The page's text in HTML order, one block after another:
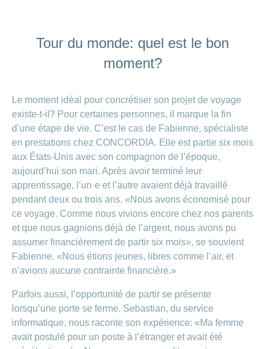
Tour du monde: quel est le bon
moment?
Le moment idéal pour concrétiser son projet de voyage
existe-t-il? Pour certaines personnes, il marque la fin
d’une étape de vie. C’est le cas de Fabienne, spécialiste
en prestations chez CONCORDIA. Elle est partie six mois
aux États-Unis avec son compagnon de l’époque,
aujourd’hui son mari. Après avoir terminé leur
apprentissage, l’un·e et l’autre avaient déjà travaillé
pendant deux ou trois ans. «Nous avons économisé pour
ce voyage. Comme nous vivions encore chez nos parents
et que nous gagnions déjà de l’argent, nous avons pu
assumer financièrement de partir six mois», se souvient
Fabienne. «Nous étions jeunes, libres comme l’air, et
n’avions aucune contrainte financière.»
Parfois aussi, l’opportunité de partir se présente
lorsqu’une porte se ferme. Sebastian, du service
informatique, nous raconte son expérience: «Ma femme
avait postulé pour un poste à l’étranger et avait été